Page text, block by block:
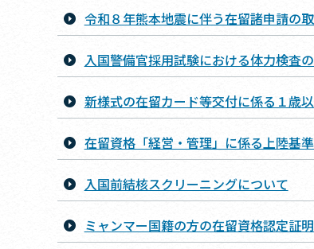
令和８年熊本地震に伴う在留諸申請の
入国警備官採用試験における体力検査
新様式の在留カード等交付に係る１歳
在留資格「経営・管理」に係る上陸基
入国前結核スクリーニングについて
ミャンマー国籍の方の在留資格認定証